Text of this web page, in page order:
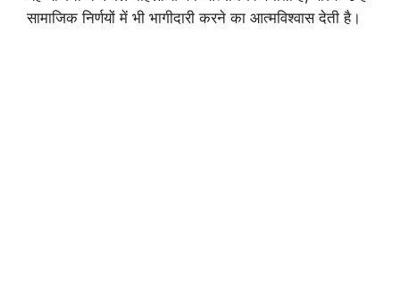
सामाजिक निर्णयों में भी भागीदारी करने का आत्मविश्वास देती है।